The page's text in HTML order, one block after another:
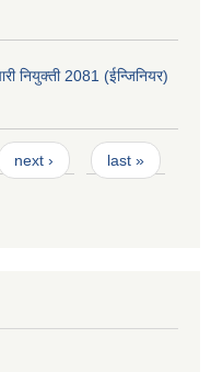
नियुक्ती 2081 (ईन्जिनियर)
next › last »